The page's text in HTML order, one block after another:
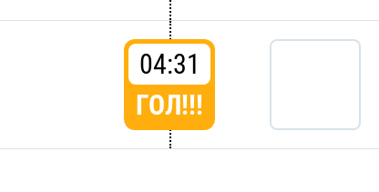
04:31
ГОЛ!!!